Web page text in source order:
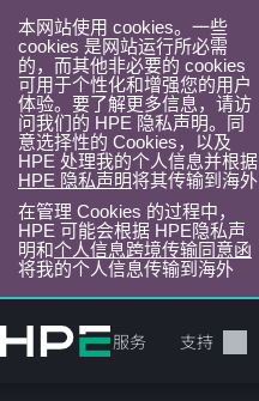
本网站使用 cookies。一些
cookies 是网站运行所必需
的，而其他非必要的 cookies
可用于个性化和增强您的用户
体验。要了解更多信息，请访
问我们的 HPE 隐私声明。同
意选择性的 Cookies，以及
HPE 处理我的个人信息并根据
HPE 隐私声明将其传输到海外
在管理 Cookies 的过程中，
HPE 可能会根据 HPE隐私声
明和个人信息跨境传输同意函
将我的个人信息传输到海外
转
到
产品 服务 支持